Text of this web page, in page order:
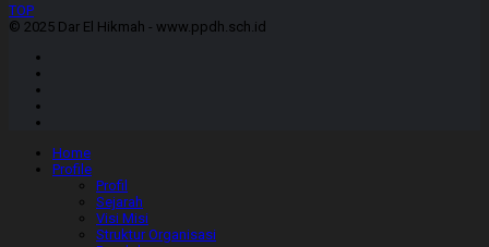
TOP
© 2025 Dar El Hikmah - www.ppdh.sch.id
Home
Profile
Profil
Sejarah
Visi Misi
Struktur Organisasi